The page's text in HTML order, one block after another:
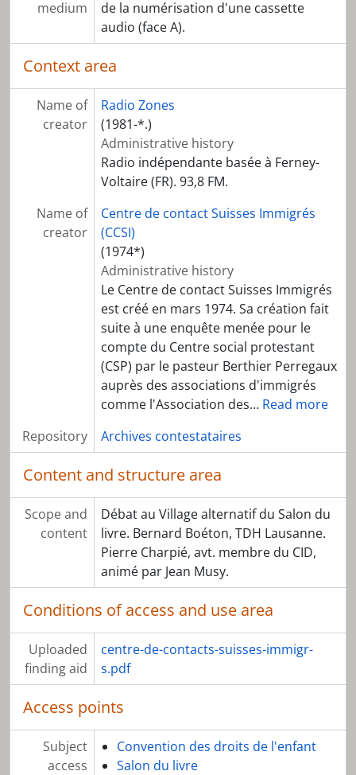
medium
de la numérisation d'une cassette
audio (face A).
Context area
Name of
creator
Radio Zones
(1981-*.)
Administrative history
Radio indépendante basée à Ferney-
Voltaire (FR). 93,8 FM.
Name of
creator
Centre de contact Suisses Immigrés
(CCSI)
(1974*)
Administrative history
Le Centre de contact Suisses Immigrés
est créé en mars 1974. Sa création fait
suite à une enquête menée pour le
compte du Centre social protestant
(CSP) par le pasteur Berthier Perregaux
auprès des associations d'immigrés
comme l'Association des… Read more
Repository
Archives contestataires
Content and structure area
Scope and
content
Débat au Village alternatif du Salon du
livre. Bernard Boéton, TDH Lausanne.
Pierre Charpié, avt. membre du CID,
animé par Jean Musy.
Conditions of access and use area
Uploaded
finding aid
centre-de-contacts-suisses-immigr-
s.pdf
Access points
Subject
access
Convention des droits de l'enfant
Salon du livre